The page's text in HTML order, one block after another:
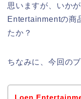
思いますが、いか
Entertainmentの商
たか？
ちなみに、今回の
Loen